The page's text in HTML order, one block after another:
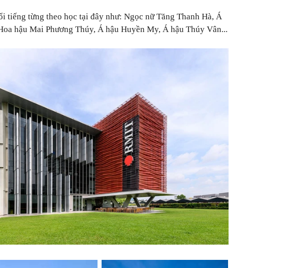
tiếng từng theo học tại đây như: Ngọc nữ Tăng Thanh Hà, Á
hậu Mai Phương Thúy, Á hậu Huyền My, Á hậu Thúy Vân...